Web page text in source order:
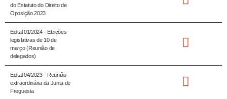
do Estatuto do Direito de
Oposição 2023
Edital 01/2024 - Eleições
legislativas de 10 de
março (Reunião de
delegados)
Edital 04/2023 - Reunião
extraordinária da Junta de
Freguesia